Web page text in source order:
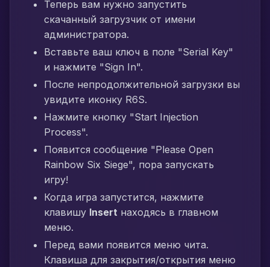
Теперь вам нужно запустить
скачанный загрузчик от имени
администратора.
Вставьте ваш ключ в поле "Serial Key"
и нажмите "Sign In".
После непродолжительной загрузки вы
увидите иконку R6S.
Нажмите кнопку "Start Injection
Process".
Появится сообщение "Please Open
Rainbow Six Siege", пора запускать
игру!
Когда игра запустится, нажмите
клавишу Insert находясь в главном
меню.
Перед вами появится меню чита.
Клавиша для закрытия/открытия меню